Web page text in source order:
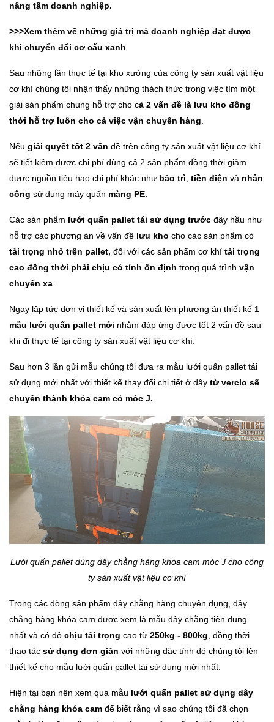
nâng tầm doanh nghiệp.
>>>Xem thêm về những giá trị mà doanh nghiệp đạt được
khi chuyển đổi cơ cấu xanh
Sau những lần thực tế tại kho xưởng của công ty sản xuất vật liệu
cơ khí chúng tôi nhận thấy những thách thức trong việc tìm một
giải sản phẩm chung hỗ trợ cho cả 2 vấn đề là lưu kho đồng
thời hỗ trợ luôn cho cả việc vận chuyển hàng
Nếu giải quyết tốt 2 vấn đề trên công ty sản xuất vật liệu cơ khí
sẽ tiết kiệm được chi phí dùng cả 2 sản phẩm đồng thời giảm
được nguồn tiêu hao chi phí khác như bảo trì tiền điện và nhân
công sử dụng máy quấn màng PE.
Các sản phẩm lưới quấn pallet tái sử dụng trước đây hầu như
hỗ trợ các phương án về vấn đề lưu kho cho các sản phẩm có
tải trọng nhỏ trên pallet, đối với các sản phẩm cơ khí tải trọng
cao đồng thời phải chịu có tính ổn định trong quá trình vận
chuyển xa
Ngay lập tức đơn vị thiết kế và sản xuất lên phương án thiết kế 1
mẫu lưới quấn pallet mới nhằm đáp ứng được tốt 2 vấn đề sau
khi đi thực tế tại công ty sản xuất vật liệu cơ khí.
Sau hơn 3 lần gửi mẫu chúng tôi đưa ra mẫu lưới quấn pallet tái
sử dụng mới nhất với thiết kế thay đổi chi tiết ở dây từ verclo sẽ
chuyển thành khóa cam có móc J.
Lưới quấn pallet dùng dây chằng hàng khóa cam móc J cho công
ty sản xuất vật liệu cơ khí
Trong các dòng sản phẩm dây chằng hàng chuyên dụng, dây
chằng hàng khóa cam được xem là mẫu dây chằng tiện dụng
nhất và có độ chịu tải trọng cao từ 250kg - 800kg , đồng thời
thao tác sử dụng đơn giản với những đặc tính đó chúng tôi lên
thiết kế cho mẫu lưới quấn pallet tái sử dụng mới nhất.
Hiện tại bạn nên xem qua mẫu lưới quấn pallet sử dụng dây
chằng hàng khóa cam để biết rằng vì sao chúng tôi đã chọn